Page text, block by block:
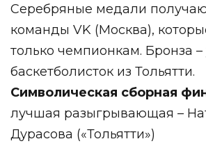
Серебряные медали
команды VK (Москва),
только чемпионкам. Бронза –
баскетболисток из Тольятти.
Символическая сборная
лучшая разыгрывающая –
Дурасова («Тольятти»)